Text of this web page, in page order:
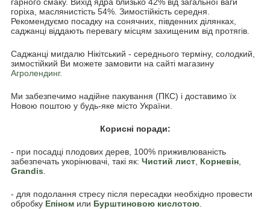
горіха, маслянистість 54%. Зимостійкість середня.
Рекомендуємо посадку на сонячних, південних ділянках,
саджанці віддають перевагу місцям захищеним від протягів.
Саджанці мигдалю Нікітський - середнього терміну, солодкий,
зимостійкий Ви можете замовити на сайті магазину
Агролендинг.
Ми забезпечимо надійне пакування (ПКС) і доставимо їх
Новою поштою у будь-яке місто України.
Корисні поради:
- при посадці плодових дерев, 100% приживлюваність
забезпечать укорінювачі, такі як: Чистий лист Корневін
Grandis
- для подолання стресу після пересадки необхідно провести
обробку Епіном или Бурштиновою кислотою